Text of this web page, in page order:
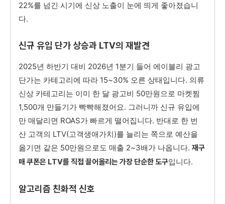
22%를 넘긴 시기에 신상 노출이 눈에 띄게 좋아졌습니
다.
신규 유입 단가 상승과 LTV의 재발견
2025년 하반기 대비 2026년 1분기 들어 에이블리 광고
단가는 카테고리에 따라 15~30% 오른 상태입니다. 의류
신상 카테고리는 이미 한 달 광고비 50만원으로 마켓찜
1,500개 만들기가 빡빡해졌어요. 그러니까 신규 유입에
만 매달리면 ROAS가 빠르게 떨어집니다. 반대로 한 번
산 고객의 LTV(고객생애가치)를 늘리는 쪽으로 예산을
옮기면 같은 50만원으로도 매출 2~3배가 나옵니다. 재구
매 쿠폰은 LTV를 직접 끌어올리는 가장 단순한 도구입니다.
알고리즘 친화적 신호